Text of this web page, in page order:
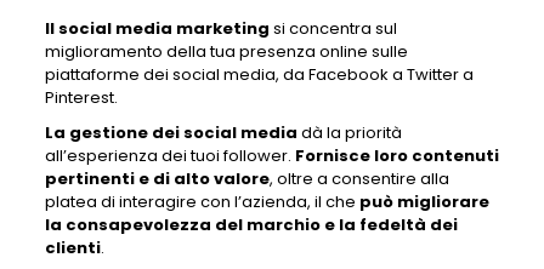
Il social media marketing si concentra sul
miglioramento della tua presenza online sulle
piattaforme dei social media, da Facebook a Twitter a
Pinterest.
La gestione dei social media dà la priorità
all’esperienza dei tuoi follower. Fornisce loro contenuti
pertinenti e di alto valore, oltre a consentire alla
platea di interagire con l’azienda, il che può migliorare
la consapevolezza del marchio e la fedeltà dei
clienti.